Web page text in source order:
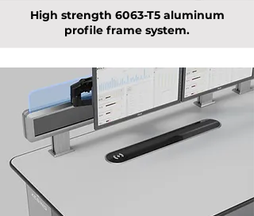
High strength 6063-T5 aluminum
profile frame system.